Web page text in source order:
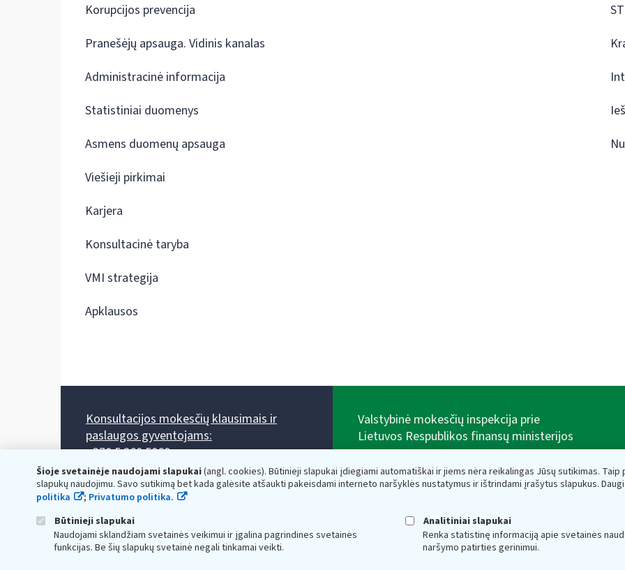
Šioje svetainėje naudojami slapukai(angl. cookies). Būtinieji slapukai įdiegiami automatiškai ir jiems nėra reikalingas Jūsų sutikimas.
slapukų naudojimu. Savo sutikimą bet kada galėsite atšaukti pakeisdami interneto naršyklės nustatymus ir ištrindami įrašytus slapukus.
politika
; Privatumo politika.
Būtinieji slapukai
Naudojami sklandžiam svetainės veikimui ir įgalina pagrindines svetainės
funkcijas. Be šių slapukų svetainė negali tinkamai veikti.
Analitiniai slapukai
Renka statistinę informaciją apie svetainės
naršymo patirties gerinimui.
Korupcijos prevencija
Pranešėjų apsauga. Vidinis kanalas
Administracinė informacija
Statistiniai duomenys
Asmens duomenų apsauga
Viešieji pirkimai
Karjera
Konsultacinė taryba
VMI strategija
Apklausos
Konsultacijos mokesčių klausimais ir
paslaugos gyventojams:
+370 5 260 5060
Darbo laikas: I-IV 8.00-17.00, V 8.00-15.45.
Prieššventinę dieną - viena valanda trumpiau.
Kiekvieno mėnesio antrą penktadienį 8.00 val. - 12.00 val.
Valstybinė mokesčių inspekcija prie
Lietuvos Respublikos finansų ministerijos
adresas: Vasario 16-osios g. 14, 01107 Vilnius, Lietuva,
el.paštas:vmi@vmi.lt, E. pristatymo dėžutės adresas
Lietuvos Respublikos finansų ministerijos kaupiami ir
saugomi Juridinių asmenų registre